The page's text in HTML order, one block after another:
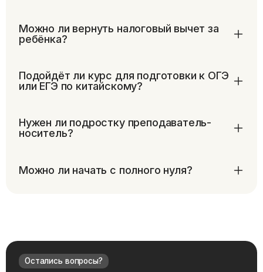
Можно ли вернуть налоговый вычет за
ребёнка?
Подойдёт ли курс для подготовки к ОГЭ
или ЕГЭ по китайскому?
Нужен ли подростку преподаватель-
носитель?
Можно ли начать с полного нуля?
Остались вопросы?